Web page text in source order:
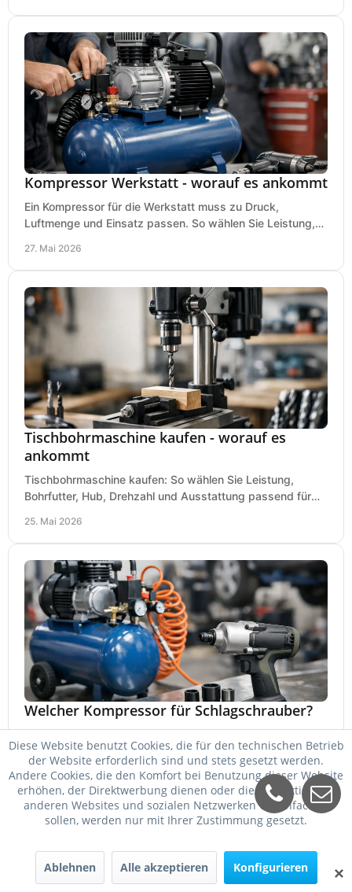
Kompressor Werkstatt - worauf es ankommt
Ein Kompressor für die Werkstatt muss zu Druck,
Luftmenge und Einsatz passen. So wählen Sie Leistung,
27. Mai 2026
Tischbohrmaschine kaufen - worauf es
ankommt
Tischbohrmaschine kaufen: So wählen Sie Leistung,
Bohrfutter, Hub, Drehzahl und Ausstattung passend für
25. Mai 2026
Welcher Kompressor für Schlagschrauber?
Welcher Kompressor für Schlagschrauber passt? So
wählen Sie Kessel, Luftmenge, Druck und Motorleistung
passend für Werkstatt, Reifenwechsel.
23. Mai 2026
✕
Diese Website benutzt Cookies, die für den technischen Betrieb
der Website erforderlich sind und stets gesetzt werden.
Andere Cookies, die den Komfort bei Benutzung dieser Website
erhöhen, der Direktwerbung dienen oder die Interaktion mit
anderen Websites und sozialen Netzwerken vereinfachen
sollen, werden nur mit Ihrer Zustimmung gesetzt.
Ablehnen Alle akzeptieren Konfigurieren